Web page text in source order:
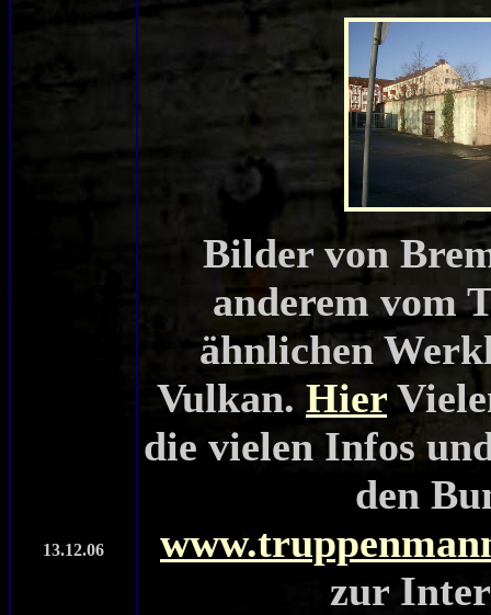
13.12.06
Bilder von
anderem vom
ähnlichen
Vulkan. Hier
die vielen Infos
den
zur